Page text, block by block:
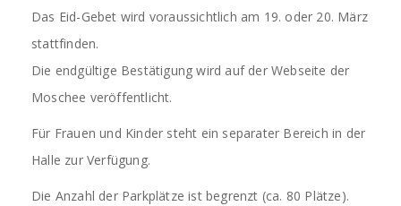
Das Eid-Gebet wird voraussichtlich am 19. oder 20. März
stattfinden.
Die endgültige Bestätigung wird auf der Webseite der
Moschee veröffentlicht.
Für Frauen und Kinder steht ein separater Bereich in der
Halle zur Verfügung.
Die Anzahl der Parkplätze ist begrenzt (ca. 80 Plätze).